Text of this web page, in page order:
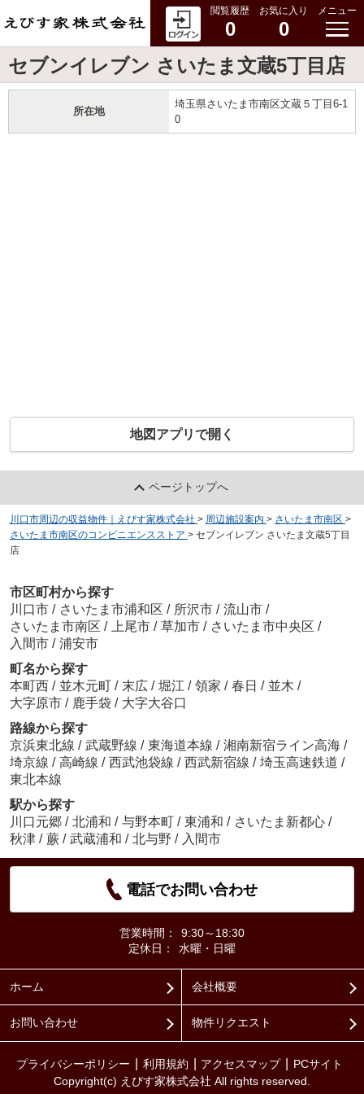
閲覧履歴
0
お気に入り
0
メニュー
セブンイレブン さいたま文蔵5丁目店
所在地
埼玉県さいたま市南区文蔵５丁目6-1
0
地図アプリで開く
ページトップへ
川口市周辺の収益物件｜えびす家株式会社 > 周辺施設案内 > さいたま市南区 >
さいたま市南区のコンビニエンスストア > セブンイレブン さいたま文蔵5丁目
店
市区町村から探す
川口市 / さいたま市浦和区 / 所沢市 / 流山市 /
さいたま市南区 / 上尾市 / 草加市 / さいたま市中央区 /
入間市 / 浦安市
町名から探す
本町西 / 並木元町 / 末広 / 堀江 / 領家 / 春日 / 並木 /
大字原市 / 鹿手袋 / 大字大谷口
路線から探す
京浜東北線 / 武蔵野線 / 東海道本線 / 湘南新宿ライン高海 /
埼京線 / 高崎線 / 西武池袋線 / 西武新宿線 / 埼玉高速鉄道 /
東北本線
駅から探す
川口元郷 / 北浦和 / 与野本町 / 東浦和 / さいたま新都心 /
秋津 / 蕨 / 武蔵浦和 / 北与野 / 入間市
電話でお問い合わせ
営業時間：
9:30～18:30
定休日：
水曜・日曜
ホーム 会社概要
お問い合わせ 物件リクエスト
プライバシーポリシー 利用規約 アクセスマップ
PCサイト
Copyright(c) えびす家株式会社 All rights reserved.